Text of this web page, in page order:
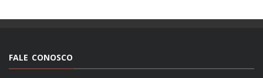
FALE CONOSCO